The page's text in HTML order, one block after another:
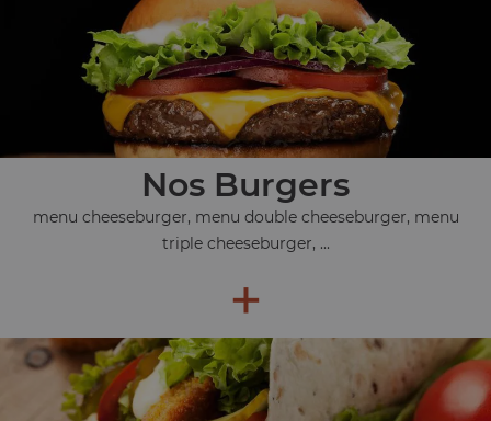
Nos Burgers
menu cheeseburger, menu double cheeseburger, menu
triple cheeseburger, ...
+